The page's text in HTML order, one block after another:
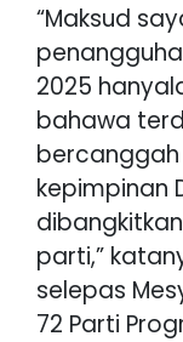
“Maksud
2025
bahawa
kepimpinan
parti,”
selepas
72 Parti